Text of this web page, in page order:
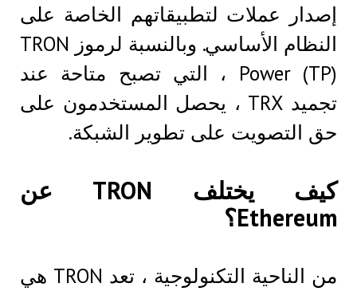
إصدار عملات لتطبيقاتهم الخاصة على
النظام الأساسي. وبالنسبة لرموز TRON
Power (TP) ، التي تصبح متاحة عند
تجميد TRX ، يحصل المستخدمون على
حق التصويت على تطوير الشبكة.
كيف يختلف TRON عن
Ethereum؟
من الناحية التكنولوجية ، تعد TRON هي